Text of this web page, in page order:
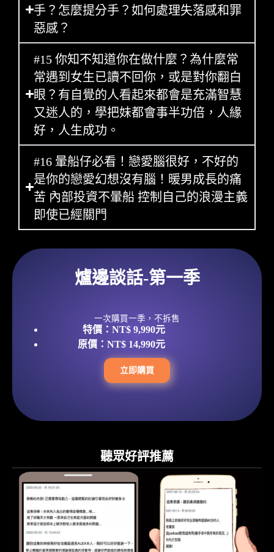
手？怎麼提分手？如何處理失落感和罪
惡感？
#15 你知不知道你在做什麼？為什麼常
常遇到女生已讀不回你，或是對你翻白
眼？有自覺的人看起來都會是充滿智慧
又迷人的，學把妹都會事半功倍，人緣
好，人生成功。
#16 暈船仔必看！戀愛腦很好，不好的
是你的戀愛幻想沒有腦！暖男成長的痛
苦 內部投資不暈船 控制自己的浪漫主義
即使已經關門
爐邊談話-第一季
一次購買一季，不拆售
特價：NT$ 9,990元
原價：NT$ 14,990元
立即購買
聽眾好評推薦